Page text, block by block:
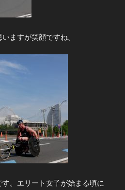
ますが笑顔ですね。
。エリート女子が始まる頃に